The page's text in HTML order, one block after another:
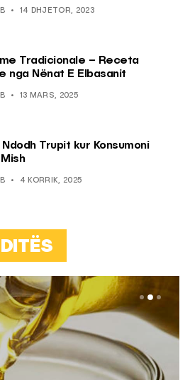
14 DHJETOR, 2023
Tradicionale – Receta
nga Nënat E Elbasanit
13 MARS, 2025
Trupit kur Konsumoni
4 KORRIK, 2025